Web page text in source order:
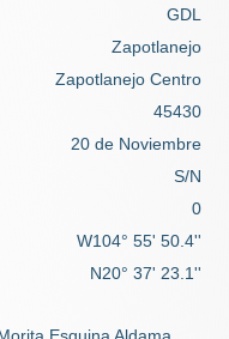
GDL
Zapotlanejo
Zapotlanejo Centro
45430
20 de Noviembre
S/N
0
W104° 55' 50.4''
N20° 37' 23.1''